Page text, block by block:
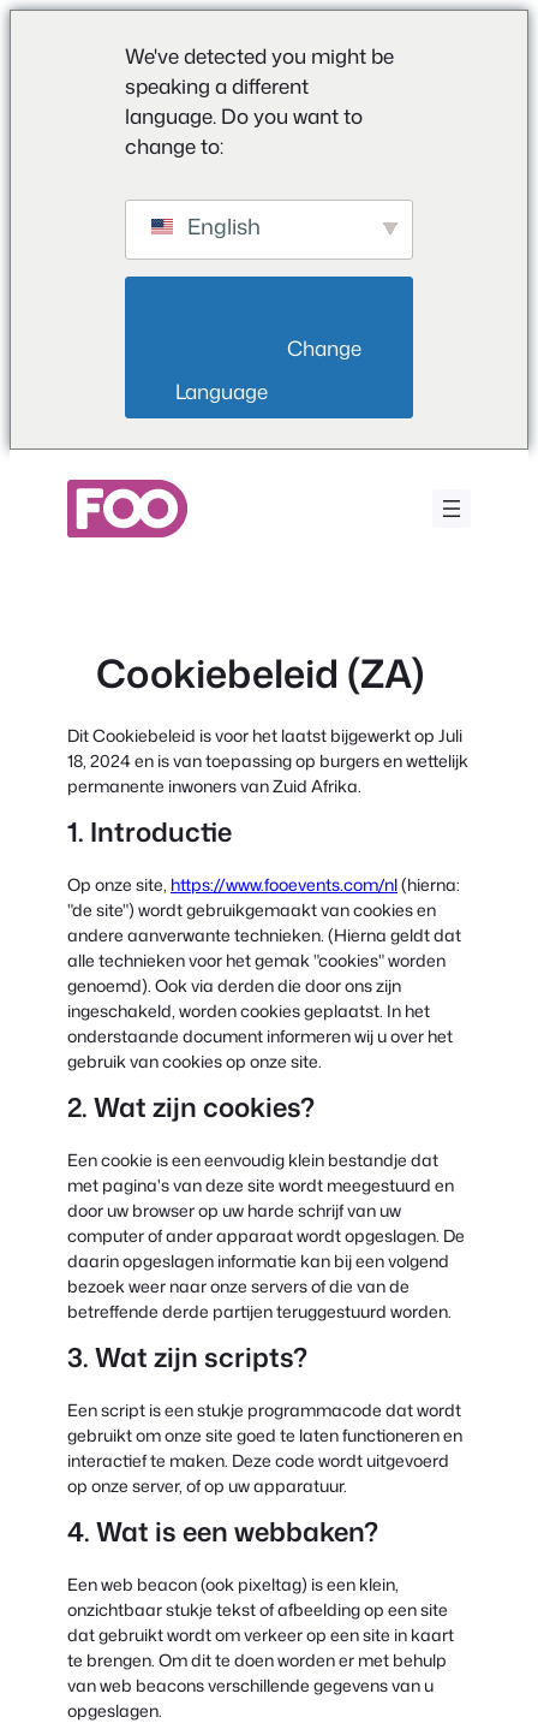
We've detected you might be
speaking a different
language. Do you want to
change to:
English
Language
Cookiebeleid (ZA)
Dit Cookiebeleid is voor het laatst bijgewerkt op Juli
18, 2024 en is van toepassing op burgers en wettelijk
permanente inwoners van Zuid Afrika.
1. Introductie
Op onze site, https://www.fooevents.com/nl(hierna:
"de site") wordt gebruikgemaakt van cookies en
andere aanverwante technieken. (Hierna geldt dat
alle technieken voor het gemak "cookies" worden
genoemd). Ook via derden die door ons zijn
ingeschakeld, worden cookies geplaatst. In het
onderstaande document informeren wij u over het
gebruik van cookies op onze site.
2. Wat zijn cookies?
Een cookie is een eenvoudig klein bestandje dat
met pagina's van deze site wordt meegestuurd en
door uw browser op uw harde schrijf van uw
computer of ander apparaat wordt opgeslagen. De
daarin opgeslagen informatie kan bij een volgend
bezoek weer naar onze servers of die van de
betreffende derde partijen teruggestuurd worden.
3. Wat zijn scripts?
Een script is een stukje programmacode dat wordt
gebruikt om onze site goed te laten functioneren en
interactief te maken. Deze code wordt uitgevoerd
op onze server, of op uw apparatuur.
4. Wat is een webbaken?
Een web beacon (ook pixeltag) is een klein,
onzichtbaar stukje tekst of afbeelding op een site
dat gebruikt wordt om verkeer op een site in kaart
te brengen. Om dit te doen worden er met behulp
van web beacons verschillende gegevens van u
opgeslagen.